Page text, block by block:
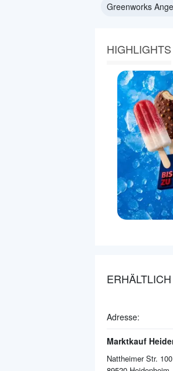
Greenworks
HIGHLIGHTS
Adresse:
Marktkauf
Nattheimer Str. 100